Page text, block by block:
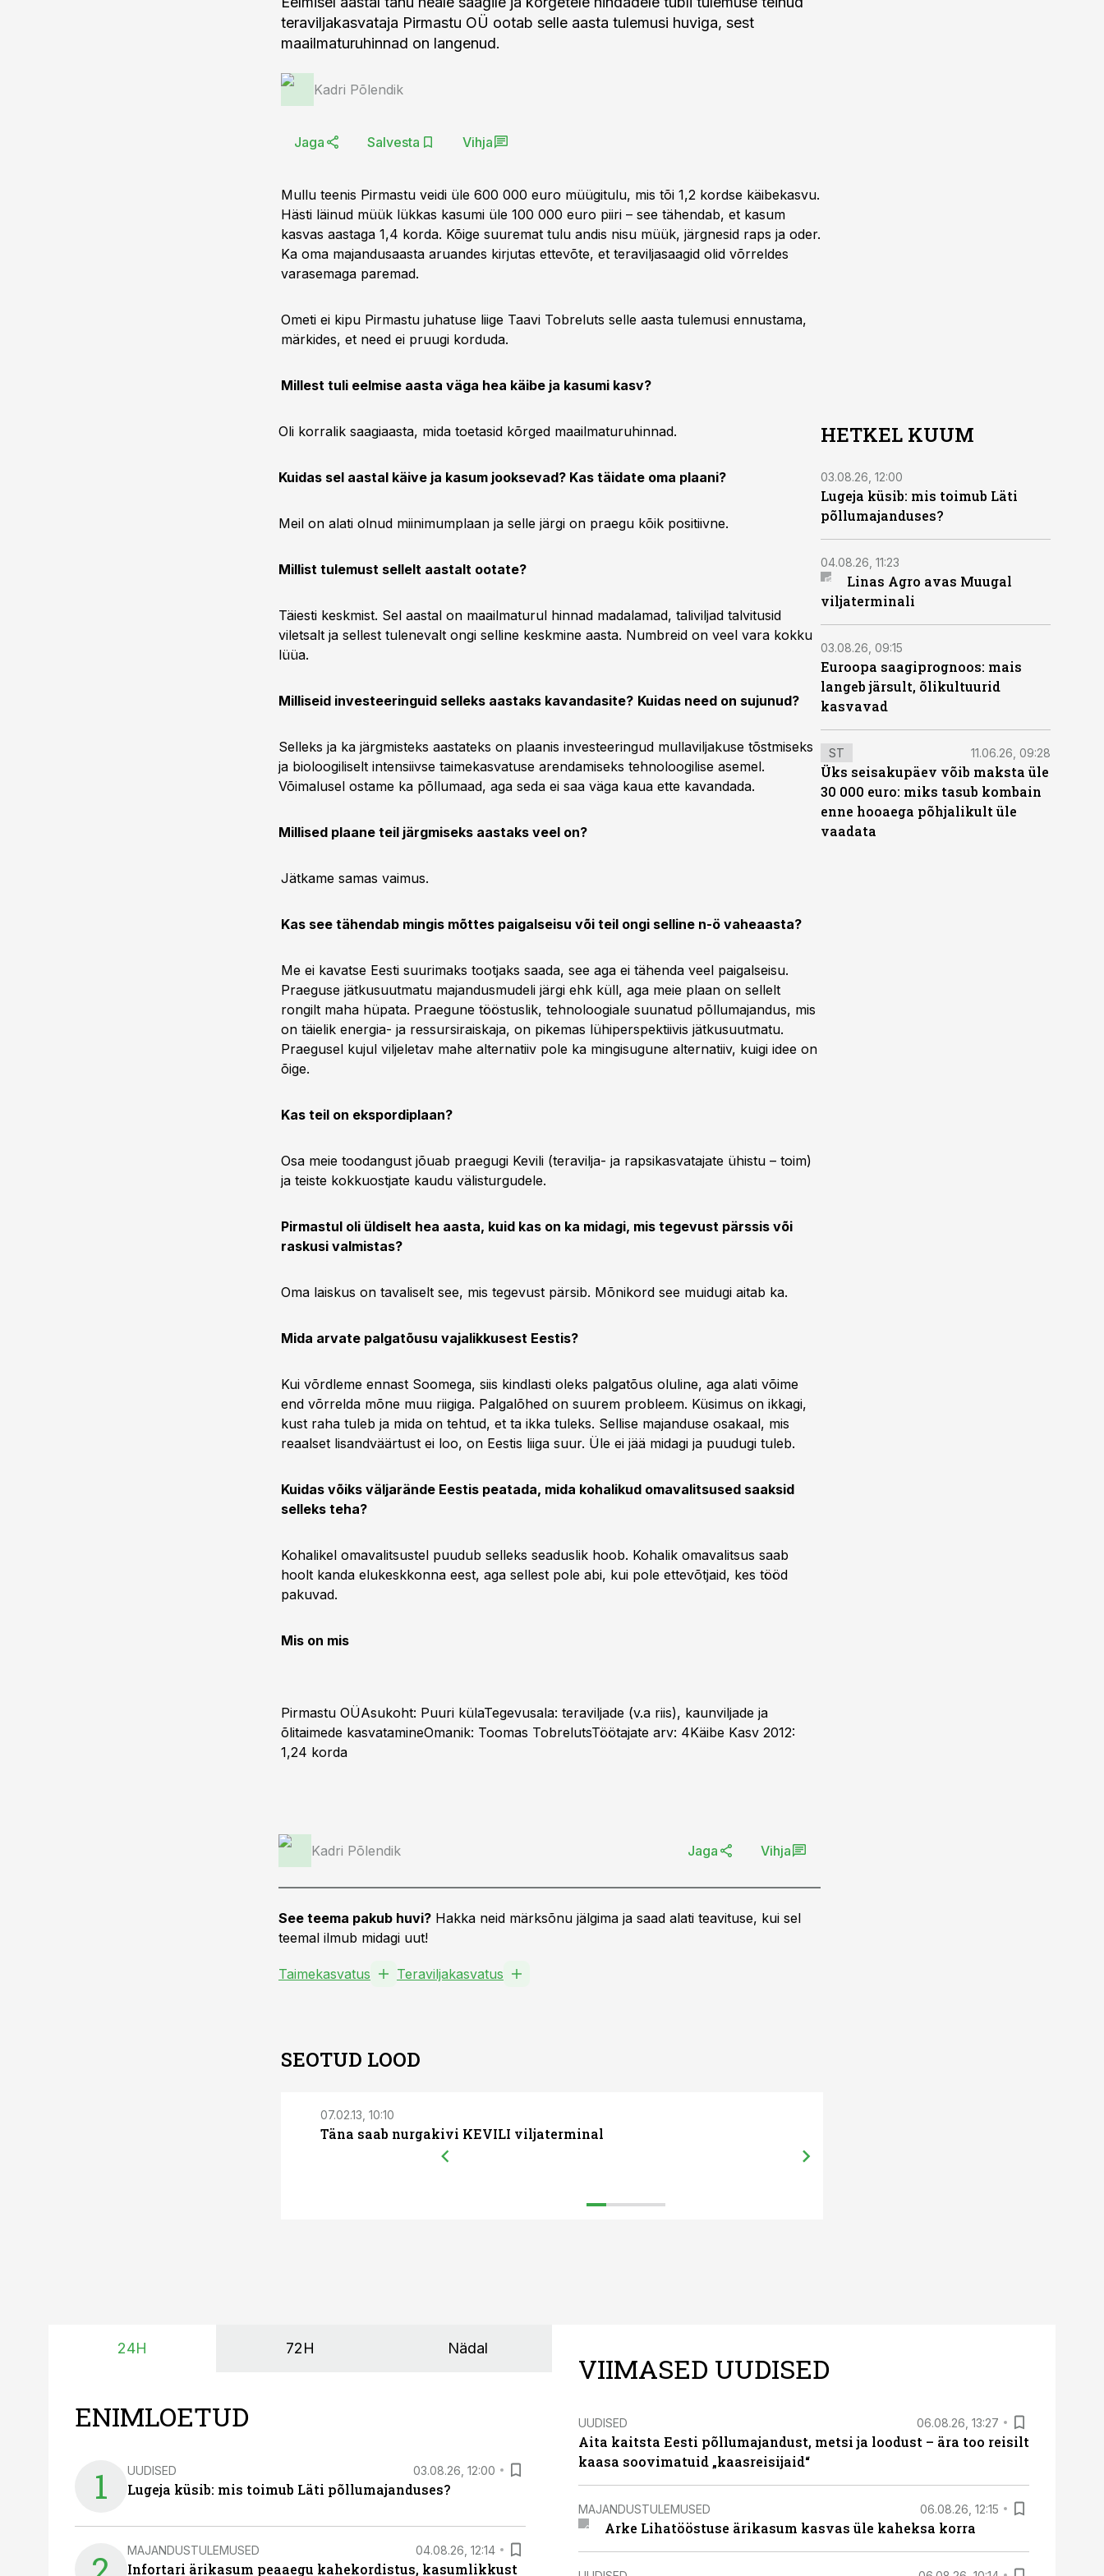
teraviljakasvataja Pirmastu OÜ ootab selle aasta tulemusi huviga, sest
maailmaturuhinnad on langenud.
Kadri Põlendik
Jaga Salvesta Vihja
Mullu teenis Pirmastu veidi üle 600 000 euro müügitulu, mis tõi 1,2 kordse käibekasvu.
Hästi läinud müük lükkas kasumi üle 100 000 euro piiri – see tähendab, et kasum
kasvas aastaga 1,4 korda. Kõige suuremat tulu andis nisu müük, järgnesid raps ja oder.
Ka oma majandusaasta aruandes kirjutas ettevõte, et teraviljasaagid olid võrreldes
varasemaga paremad.
Ometi ei kipu Pirmastu juhatuse liige Taavi Tobreluts selle aasta tulemusi ennustama,
märkides, et need ei pruugi korduda.
Millest tuli eelmise aasta väga hea käibe ja kasumi kasv?
Oli korralik saagiaasta, mida toetasid kõrged maailmaturuhinnad.
Kuidas sel aastal käive ja kasum jooksevad? Kas täidate oma plaani?
Meil on alati olnud miinimumplaan ja selle järgi on praegu kõik positiivne.
Millist tulemust sellelt aastalt ootate?
Täiesti keskmist. Sel aastal on maailmaturul hinnad madalamad, taliviljad talvitusid
viletsalt ja sellest tulenevalt ongi selline keskmine aasta. Numbreid on veel vara kokku
lüüa.
Milliseid investeeringuid selleks aastaks kavandasite? Kuidas need on sujunud?
Selleks ja ka järgmisteks aastateks on plaanis investeeringud mullaviljakuse tõstmiseks
ja bioloogiliselt intensiivse taimekasvatuse arendamiseks tehnoloogilise asemel.
Võimalusel ostame ka põllumaad, aga seda ei saa väga kaua ette kavandada.
Millised plaane teil järgmiseks aastaks veel on?
HETKEL KUUM
03.08.26, 12:00
Lugeja küsib: mis toimub Läti
põllumajanduses?
04.08.26, 11:23
Linas Agro avas Muugal
viljaterminali
03.08.26, 09:15
Euroopa saagiprognoos: mais
langeb järsult, õlikultuurid
kasvavad
ST 11.06.26, 09:28
Üks seisakupäev võib maksta üle
30 000 euro: miks tasub kombain
enne hooaega põhjalikult üle
vaadata
Jätkame samas vaimus.
Kas see tähendab mingis mõttes paigalseisu või teil ongi selline n-ö vaheaasta?
Me ei kavatse Eesti suurimaks tootjaks saada, see aga ei tähenda veel paigalseisu.
Praeguse jätkusuutmatu majandusmudeli järgi ehk küll, aga meie plaan on sellelt
rongilt maha hüpata. Praegune tööstuslik, tehnoloogiale suunatud põllumajandus, mis
on täielik energia- ja ressursiraiskaja, on pikemas lühiperspektiivis jätku­suutmatu.
Praegusel kujul viljeletav mahe alternatiiv pole ka mingisugune alternatiiv, kuigi idee on
õige.
Kas teil on ekspordiplaan?
Osa meie toodangust jõuab praegugi Kevili (teravilja- ja rapsikasvatajate ühistu – toim)
ja teiste kokkuostjate kaudu välis­turgudele.
Pirmastul oli üldiselt hea aasta, kuid kas on ka midagi, mis tegevust pärssis või
raskusi valmistas?
Oma laiskus on tavaliselt see, mis tegevust pärsib. Mõnikord see muidugi aitab ka.
Mida arvate palgatõusu vajalikkusest Eestis?
Kui võrdleme ennast Soomega, siis kindlasti oleks palgatõus oluline, aga alati võime
end võrrelda mõne muu riigiga. Palgalõhed on suurem probleem. Küsimus on ikkagi,
kust raha tuleb ja mida on tehtud, et ta ikka tuleks. Sellise majanduse osakaal, mis
reaalset lisandväärtust ei loo, on Eestis liiga suur. Üle ei jää midagi ja puudugi tuleb.
Kuidas võiks väljarände Eestis peatada, mida kohalikud omavalitsused saaksid
selleks teha?
Kohalikel omavalitsustel puudub selleks seaduslik hoob. Kohalik omavalitsus saab
hoolt kanda elukeskkonna eest, aga sellest pole abi, kui pole ettevõtjaid, kes tööd
pakuvad.
Mis on mis
Pirmastu OÜAsukoht: Puuri külaTegevusala: teraviljade (v.a riis), kaunviljade ja
õlitaimede kasvatamineOmanik: Toomas TobrelutsTöötajate arv: 4Käibe Kasv 2012:
1,24 korda
Kadri Põlendik Jaga Vihja
See teema pakub huvi? Hakka neid märksõnu jälgima ja saad alati teavituse, kui sel
teemal ilmub midagi uut!
Taimekasvatus Teraviljakasvatus
SEOTUD LOOD
07.02.13, 10:10
Täna saab nurgakivi KEVILI viljaterminal
24H 72H Nädal
ENIMLOETUD
1 UUDISED 03.08.26, 12:00
Lugeja küsib: mis toimub Läti põllumajanduses?
MAJANDUSTULEMUSED 04.08.26, 12:14
Infortari ärikasum peaaegu kahekordistus, kasumlikkust
VIIMASED UUDISED
UUDISED 06.08.26, 13:27
Aita kaitsta Eesti põllumajandust, metsi ja loodust – ära too reisilt
kaasa soovimatuid „kaasreisijaid“
MAJANDUSTULEMUSED 06.08.26, 12:15
Arke Lihatööstuse ärikasum kasvas üle kaheksa korra